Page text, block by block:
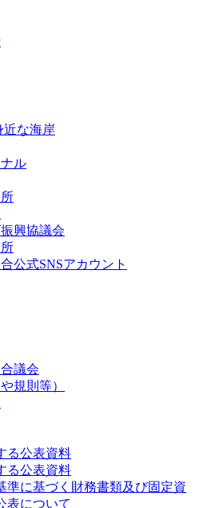
近な海岸
ル
興協議会
公式SNSアカウント
議会
規則等）
る公表資料
る公表資料
準に基づく財務書類及び固定資
表について